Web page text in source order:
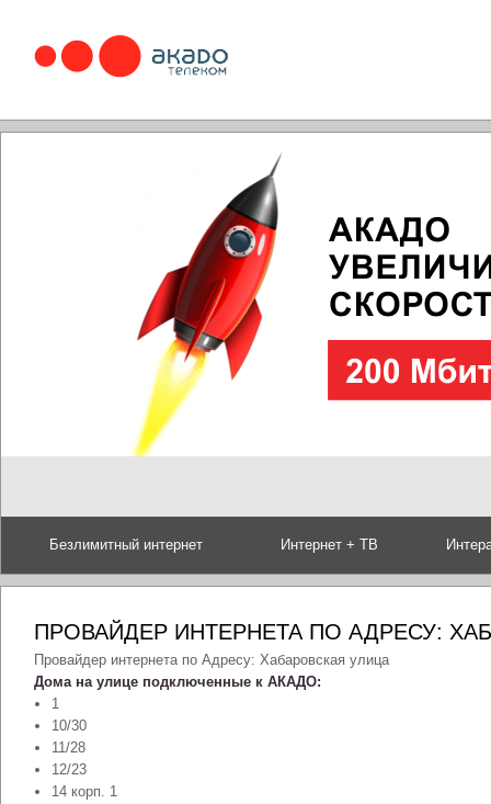
Безлимитный интернет Интернет + ТВ
ПРОВАЙДЕР ИНТЕРНЕТА ПО АДРЕСУ:
Провайдер интернета по Адресу: Хабаровская улица
Дома на улице подключенные к АКАДО:
1
10/30
11/28
12/23
14 корп. 1